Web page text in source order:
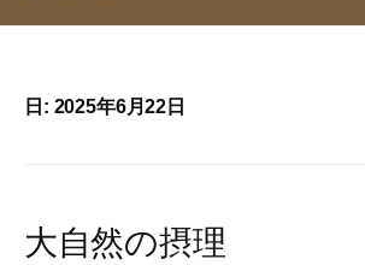
日: 2025年6月22日
大自然の摂理